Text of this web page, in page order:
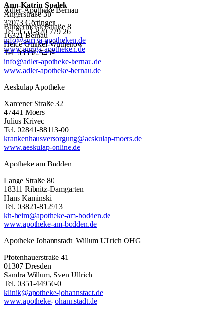
Ann-Katrin Spalek
Angerstraße 3b
37073 Göttingen
Tel. 0551-820 779 26
info@auriga-apotheken.de
www.auriga-apotheken.de
Adler-Apotheke Bernau
Bürgermeisterstraße 8
16321 Bernau
Heide Gunkel-Wuthenow
Tel. 03338-5439
info@adler-apotheke-bernau.de
www.adler-apotheke-bernau.de
Aeskulap Apotheke
Xantener Straße 32
47441 Moers
Julius Krivec
Tel. 02841-88113-00
krankenhausversorgung@aeskulap-moers.de
www.aeskulap-online.de
Apotheke am Bodden
Lange Straße 80
18311 Ribnitz-Damgarten
Hans Kaminski
Tel. 03821-812913
kh-heim@apotheke-am-bodden.de
www.apotheke-am-bodden.de
Apotheke Johannstadt, Willum Ullrich OHG
Pfotenhauerstraße 41
01307 Dresden
Sandra Willum, Sven Ullrich
Tel. 0351-44950-0
klinik@apotheke-johannstadt.de
www.apotheke-johannstadt.de